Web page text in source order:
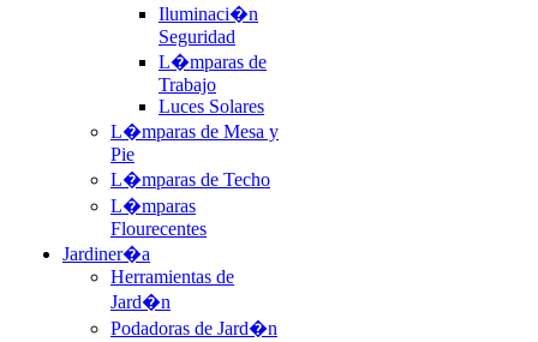
Iluminaci�n
Seguridad
L�mparas de
Trabajo
Luces Solares
L�mparas de Mesa y
Pie
L�mparas de Techo
L�mparas
Flourecentes
Jardiner�a
Herramientas de
Jard�n
Podadoras de Jard�n